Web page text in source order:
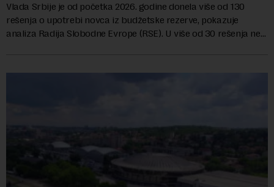
Vlada Srbije je od početka 2026. godine donela više od 130
rešenja o upotrebi novca iz budžetske rezerve, pokazuje
analiza Radija Slobodne Evrope (RSE). U više od 30 rešenja ne